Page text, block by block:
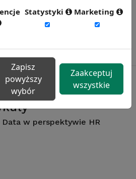
Data w perspektywie HR
Statystyki Marketing
Zapisz
powyższy
wybór
Zaakceptuj
wszystkie